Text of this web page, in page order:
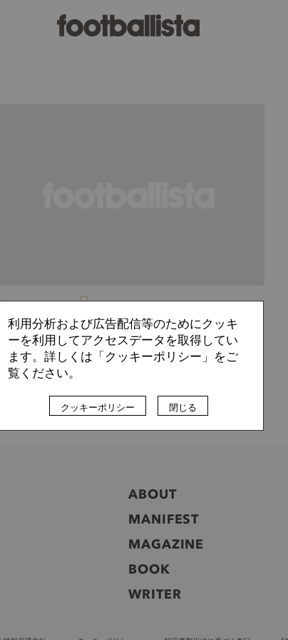
裕之 2017.09.17
ンダ式サッカー分析 重版記念“分析論は料理のレシピ作
ABOUT
MANIFEST
MAGAZINE
BOOK
WRITER
利用分析および広告配信等のためにクッキ
ーを利用してアクセスデータを取得してい
ます。詳しくは「クッキーポリシー」をご
覧ください。
クッキーポリシー 閉じる